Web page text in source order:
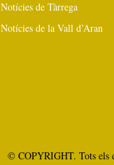
Notícies de Tàrrega
Notícies de la Vall d’Aran
© COPYRIGHT. Tots els